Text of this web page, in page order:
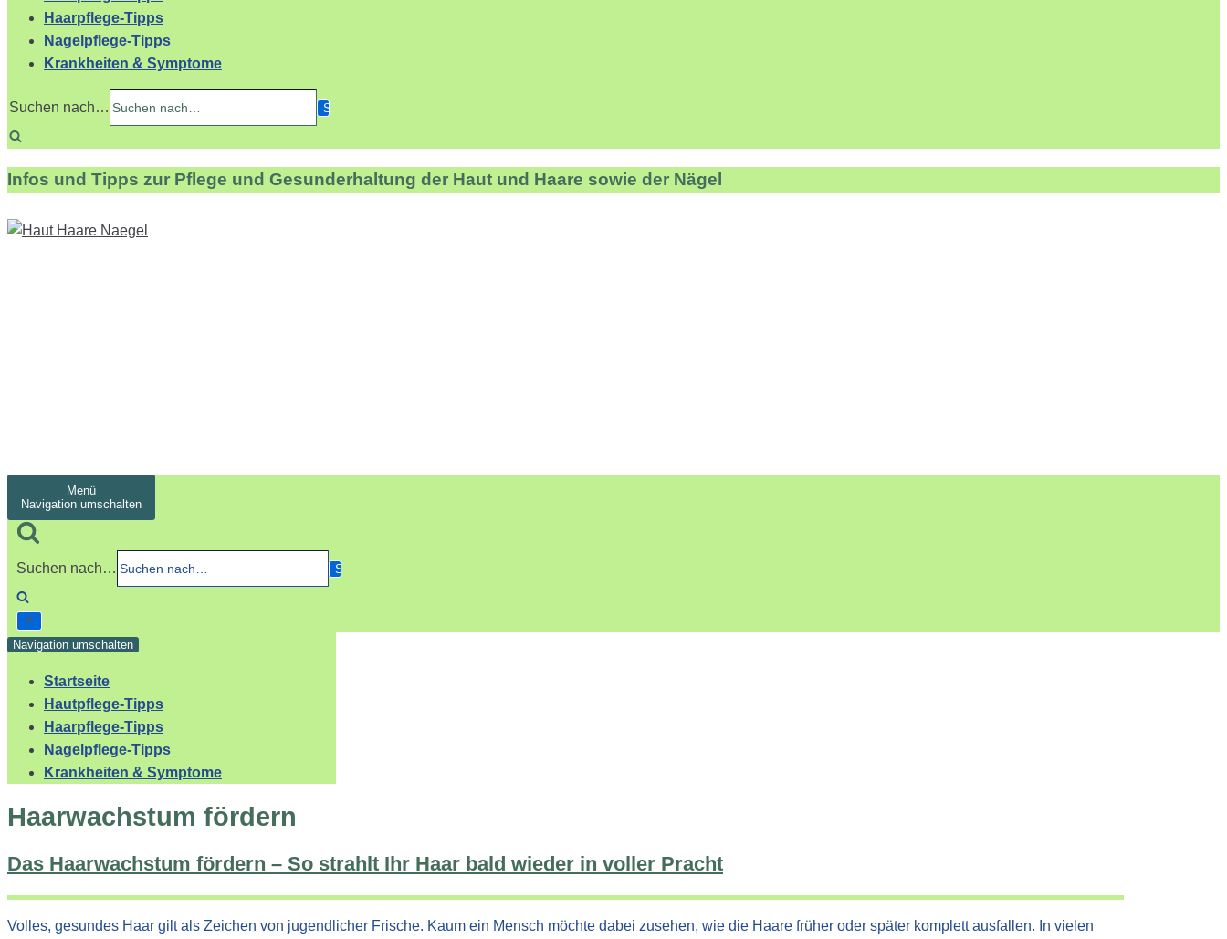
Haarpflege-Tipps
Nagelpflege-Tipps
Krankheiten & Symptome
Suchen nach…
Infos und Tipps zur Pflege und Gesunderhaltung der Haut und Haare sowie der Nägel
Menü
Navigation umschalten
Suchen nach…
Navigation umschalten
Startseite
Hautpflege-Tipps
Haarpflege-Tipps
Nagelpflege-Tipps
Krankheiten & Symptome
Haarwachstum fördern
Das Haarwachstum fördern – So strahlt Ihr Haar bald wieder in voller Pracht
Volles, gesundes Haar gilt als Zeichen von jugendlicher Frische. Kaum ein Mensch möchte dabei zusehen, wie die Haare früher oder später komplett ausfallen. In vielen